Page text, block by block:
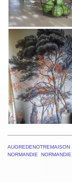
AUGREDENOTREMAISON
NORMANDIE
NORMANDIE